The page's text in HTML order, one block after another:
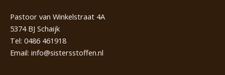
Pastoor van Winkelstraat 4A
5374 BJ Schaijk
Tel: 0486 461918
Email: info@sistersstoffen.nl